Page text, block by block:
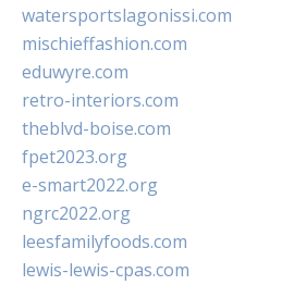
watersportslagonissi.com
mischieffashion.com
eduwyre.com
retro-interiors.com
theblvd-boise.com
fpet2023.org
e-smart2022.org
ngrc2022.org
leesfamilyfoods.com
lewis-lewis-cpas.com